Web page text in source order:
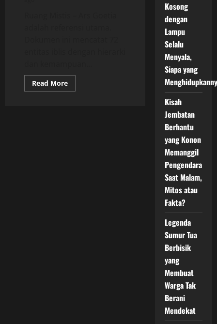
Read MoreRead
more
Kosong
dengan
Lampu
Selalu
Menyala,
Siapa yang
Kisah
Jembatan
Berhantu
yang Konon
Memanggil
Pengendara
Saat Malam,
Mitos atau
Fakta?
Legenda
Sumur Tua
Berbisik
yang
Membuat
Warga Tak
Berani
Mendekat